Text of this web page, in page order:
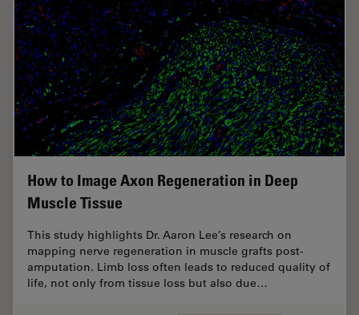
How to Image Axon Regeneration in Deep
Muscle Tissue
This study highlights Dr. Aaron Lee’s research on
mapping nerve regeneration in muscle grafts post-
amputation. Limb loss often leads to reduced quality of
life, not only from tissue loss but also due…